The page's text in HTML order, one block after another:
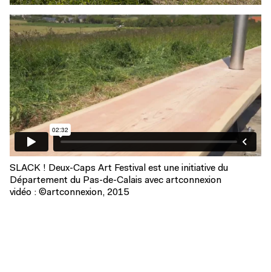
SLACK ! Deux-Caps Art Festival est une initiative du
Département du Pas-de-Calais avec artconnexion
vidéo : ©artconnexion, 2015